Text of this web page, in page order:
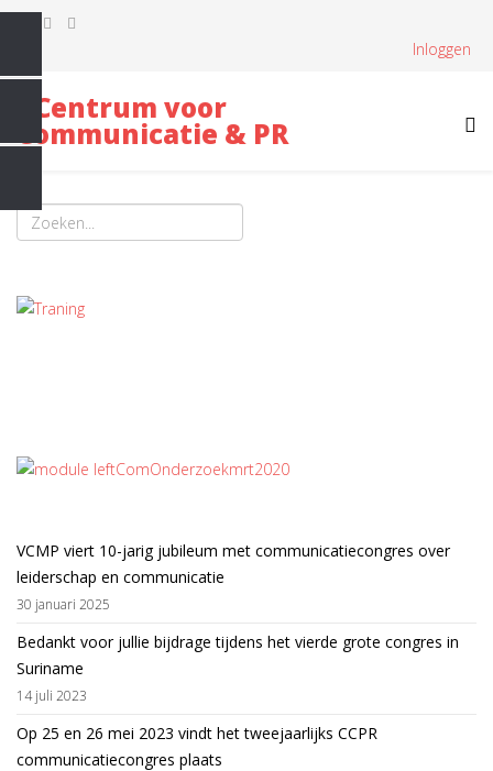
Inloggen
VCMP viert 10-jarig jubileum met communicatiecongres over
leiderschap en communicatie
30 januari 2025
Bedankt voor jullie bijdrage tijdens het vierde grote congres in
Suriname
14 juli 2023
Op 25 en 26 mei 2023 vindt het tweejaarlijks CCPR
communicatiecongres plaats